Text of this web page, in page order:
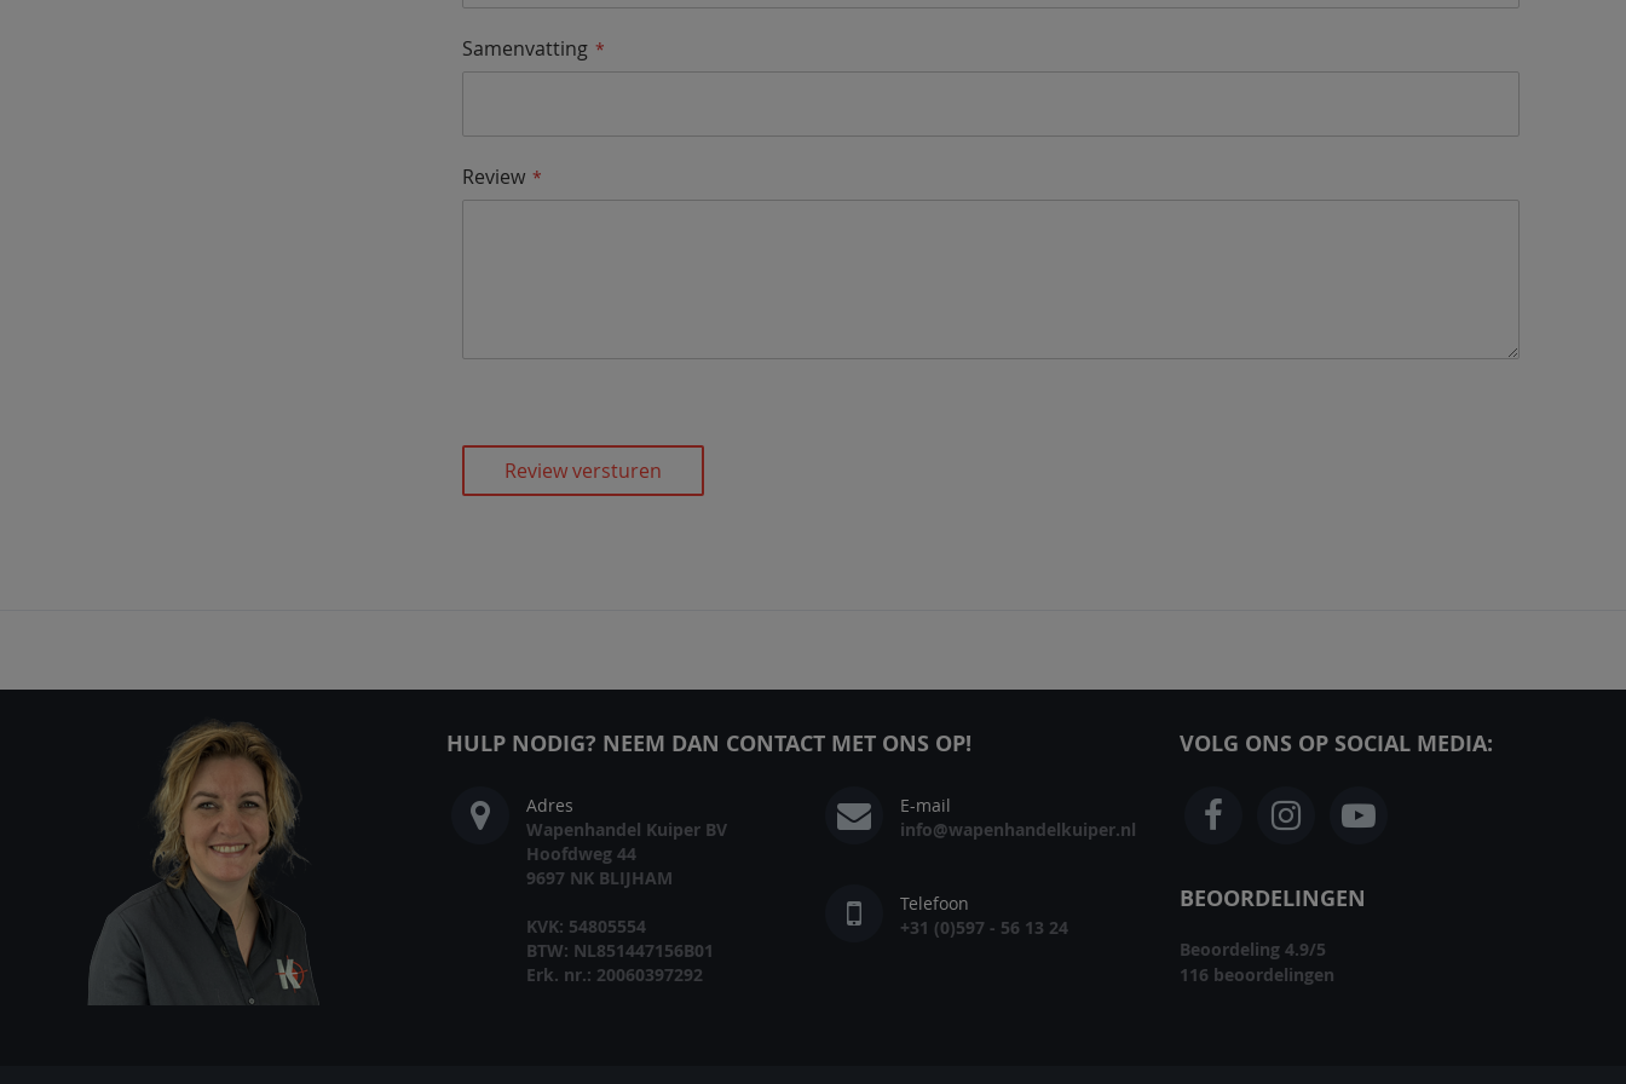
Samenvatting
Review
Review versturen
HULP NODIG? NEEM DAN CONTACT MET ONS OP!
Adres
Wapenhandel Kuiper BV
Hoofdweg 44
9697 NK BLIJHAM
KVK: 54805554
BTW: NL851447156B01
Erk. nr.: 20060397292
E-mail
info@wapenhandelkuiper.nl
Telefoon
+31 (0)597 - 56 13 24
VOLG ONS OP SOCIAL MEDIA:
BEOORDELINGEN
Beoordeling 4.9/5
116 beoordelingen